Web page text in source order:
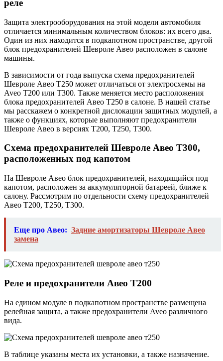
реле
Защита электрооборудования на этой модели автомобиля
отличается минимальным количеством блоков: их всего два.
Один из них находится в подкапотном пространстве, другой
блок предохранителей Шевроле Авео расположен в салоне
машины.
В зависимости от года выпуска схема предохранителей
Шевроле Авео Т250 может отличаться от электросхемы на
Aveo T200 или T300. Также меняется место расположения
блока предохранителей Авео Т250 в салоне. В нашей статье
мы расскажем о конкретной дислокации защитных модулей, а
также о функциях, которые выполняют предохранители
Шевроле Авео в версиях Т200, Т250, Т300.
Схема предохранителей Шевроле Авео Т300,
расположенных под капотом
На Шевроле Авео блок предохранителей, находящийся под
капотом, расположен за аккумуляторной батареей, ближе к
салону. Рассмотрим по отдельности схему предохранителей
Авео Т200, Т250, Т300.
Еще про Авео: Задние амортизаторы Шевроле Авео
замена
Реле и предохранители Авео Т200
На едином модуле в подкапотном пространстве размещена
релейная защита, а также предохранители Aveo различного
вида.
В таблице указаны места их установки, а также назначение.